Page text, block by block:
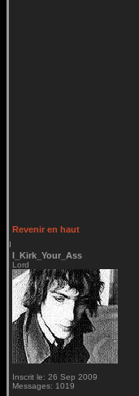
Revenir en haut
I_Kirk_Your_Ass
Lord
Inscrit le: 26 Sep 2009
Messages: 1019